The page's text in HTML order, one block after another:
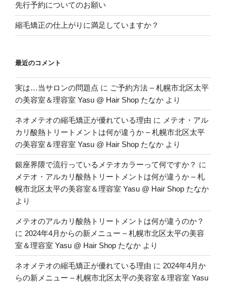
先行予約についてのお願い
縮毛矯正の仕上がりに満足していますか？
最近のコメント
実は…当サロンの問題点 に ご予約方法 – 札幌市北区太平
の美容室＆理容室 Yasu @ Hair Shop たなか より
ネオメテオの縮毛矯正が優れている理由 に メテオ・アル
カリ酸熱トリートメントは何が違うか – 札幌市北区太平
の美容室＆理容室 Yasu @ Hair Shop たなか より
銀座界隈で流行っているメテオカラーって何ですか？ に
メテオ・アルカリ酸熱トリートメントは何が違うか – 札
幌市北区太平の美容室＆理容室 Yasu @ Hair Shop たなか
より
メテオのアルカリ酸熱トリートメントは何が違うのか？
に 2024年4月からの新メニュー – 札幌市北区太平の美容
室＆理容室 Yasu @ Hair Shop たなか より
ネオメテオの縮毛矯正が優れている理由 に 2024年4月か
らの新メニュー – 札幌市北区太平の美容室＆理容室 Yasu